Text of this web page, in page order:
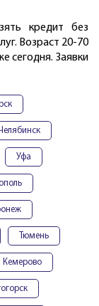
кредит без
Возраст 20-70
сегодня. Заявки
Уфа
Тюмень
Кемерово